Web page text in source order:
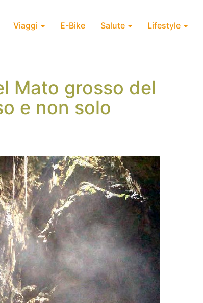
Viaggi E-Bike Salute Lifestyle
Mato grosso del
e non solo